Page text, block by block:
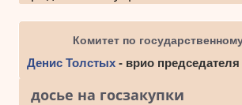
Комитет по
Денис Толстых- врио председателя
досье на госзакупки